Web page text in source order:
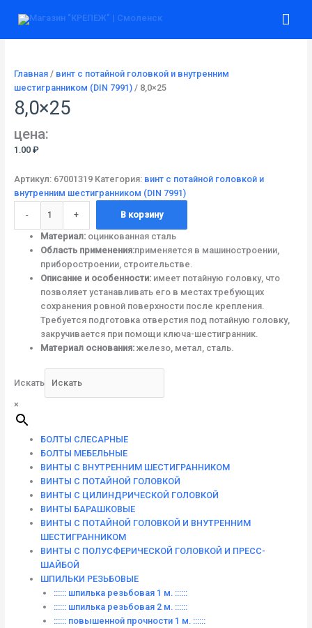
Главная/ винт с потайной головкой и внутренним
шестигранником (DIN 7991)/ 8,0×25
8,0×25
цена:
1.00 ₽
Артикул: 67001319 Категория: винт с потайной головкой и
внутренним шестигранником (DIN 7991)
-
товара
+ В корзину
Материал:оцинкованная сталь
Область применения:применяется в машиностроении,
приборостроении, строительстве.
Описание и особенности:имеет потайную головку, что
позволяет устанавливать его в местах требующих
сохранения ровной поверхности после крепления.
Требуется подготовка отверстия под потайную головку,
закручивается при помощи ключа-шестигранник.
Материал основания:железо, метал, сталь.
Искать
×
БОЛТЫ СЛЕСАРНЫЕ
БОЛТЫ МЕБЕЛЬНЫЕ
ВИНТЫ С ВНУТРЕННИМ ШЕСТИГРАННИКОМ
ВИНТЫ С ПОТАЙНОЙ ГОЛОВКОЙ
ВИНТЫ С ЦИЛИНДРИЧЕСКОЙ ГОЛОВКОЙ
ВИНТЫ БАРАШКОВЫЕ
ВИНТЫ С ПОТАЙНОЙ ГОЛОВКОЙ И ВНУТРЕННИМ
ШЕСТИГРАННИКОМ
ВИНТЫ С ПОЛУСФЕРИЧЕСКОЙ ГОЛОВКОЙ И ПРЕСС-
ШАЙБОЙ
ШПИЛЬКИ РЕЗЬБОВЫЕ
:::::: шпилька резьбовая 1 м. ::::::
:::::: шпилька резьбовая 2 м. ::::::
:::::: повышенной прочности 1 м. ::::::